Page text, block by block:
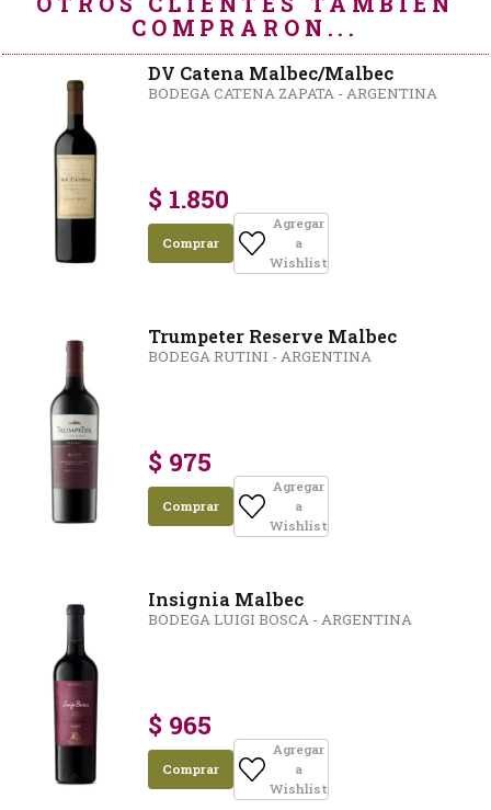
COMPRARON...
DV Catena Malbec/Malbec
BODEGA CATENA ZAPATA - ARGENTINA
$ 1.850
Comprar
Agregar
a
Wishlist
Trumpeter Reserve Malbec
BODEGA RUTINI - ARGENTINA
$ 975
Comprar
Agregar
a
Wishlist
Insignia Malbec
BODEGA LUIGI BOSCA - ARGENTINA
$ 965
Comprar
Agregar
a
Wishlist